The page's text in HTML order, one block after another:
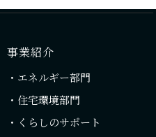
事業紹介
・エネルギー部門
・住宅環境部門
・くらしのサポート